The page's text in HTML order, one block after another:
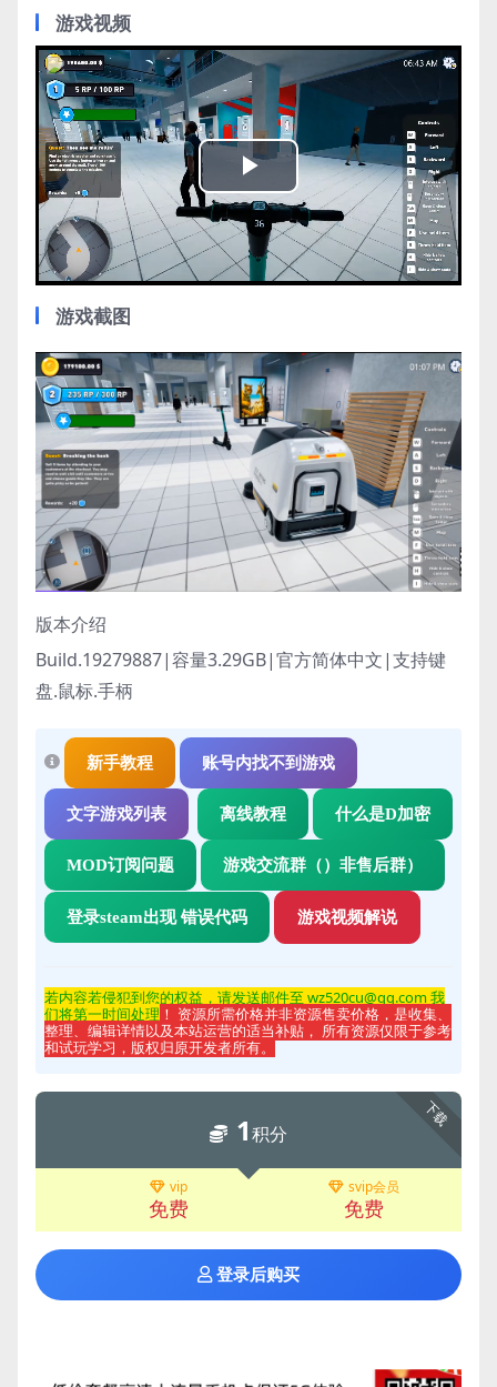
游戏视频
Play
Video
游戏截图
版本介绍
Build.19279887|容量3.29GB|官方简体中文|支持键
盘.鼠标.手柄
新手教程 账号内找不到游戏
文字游戏列表 离线教程 什么是D加密
MOD订阅问题 游戏交流群（）非售后群）
登录steam出现 错误代码 游戏视频解说
若内容若侵犯到您的权益，请发送邮件至 wz520cu@qq.com 我
们将第一时间处理 ！ 资源所需价格并非资源售卖价格，是收集、
整理、编辑详情以及本站运营的适当补贴， 所有资源仅限于参考
和试玩学习，版权归原开发者所有。
下载
1积分
vip
免费
svip会员
免费
登录后购买